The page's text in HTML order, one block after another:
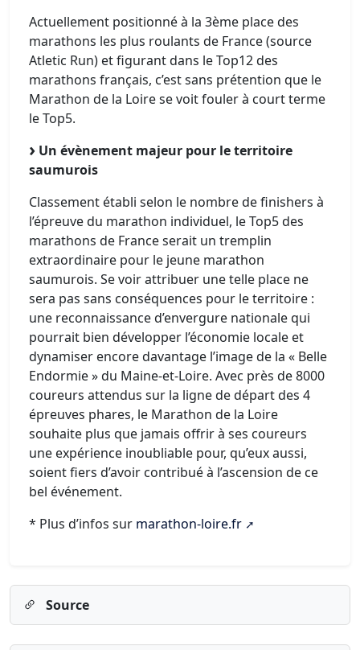
Actuellement positionné à la 3ème place des
marathons les plus roulants de France (source
Atletic Run) et figurant dans le Top12 des
marathons français, c’est sans prétention que le
Marathon de la Loire se voit fouler à court terme
le Top5.
Un évènement majeur pour le territoire
saumurois
Classement établi selon le nombre de finishers à
l’épreuve du marathon individuel, le Top5 des
marathons de France serait un tremplin
extraordinaire pour le jeune marathon
saumurois. Se voir attribuer une telle place ne
sera pas sans conséquences pour le territoire :
une reconnaissance d’envergure nationale qui
pourrait bien développer l’économie locale et
dynamiser encore davantage l’image de la « Belle
Endormie » du Maine-et-Loire. Avec près de 8000
coureurs attendus sur la ligne de départ des 4
épreuves phares, le Marathon de la Loire
souhaite plus que jamais offrir à ses coureurs
une expérience inoubliable pour, qu’eux aussi,
soient fiers d’avoir contribué à l’ascension de ce
bel événement.
* Plus d’infos sur marathon-loire.fr
Source